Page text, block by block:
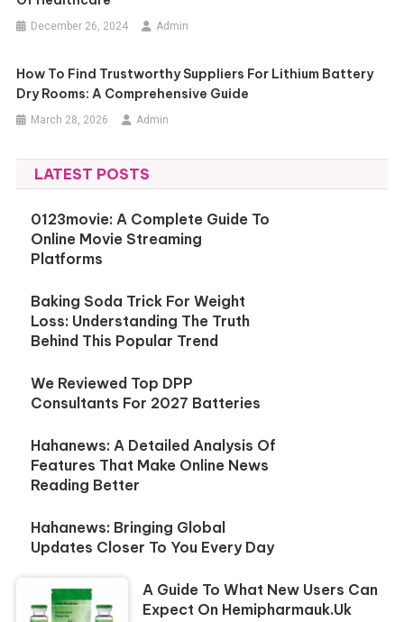
December 26, 2024 Admin
How To Find Trustworthy Suppliers For Lithium Battery
Dry Rooms: A Comprehensive Guide
March 28, 2026 Admin
LATEST POSTS
0123movie: A Complete Guide To
Online Movie Streaming
Platforms
Baking Soda Trick For Weight
Loss: Understanding The Truth
Behind This Popular Trend
We Reviewed Top DPP
Consultants For 2027 Batteries
Hahanews: A Detailed Analysis Of
Features That Make Online News
Reading Better
Hahanews: Bringing Global
Updates Closer To You Every Day
A Guide To What New Users Can
Expect On Hemipharmauk.uk